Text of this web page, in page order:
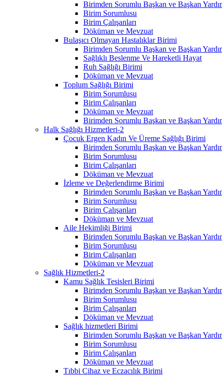
Birimden Sorumlu Başkan ve Başkan
Birim Sorumlusu
Birim Çalışanları
Döküman ve Mevzuat
Bulaşıcı Olmayan Hastalıklar Birimi
Birimden Sorumlu Başkan ve Başkan
Sağlıklı Beslenme Ve Hareketli Hayat
Ruh Sağlığı Birimi
Döküman ve Mevzuat
Toplum Sağlığı Birimi
Birim Sorumlusu
Birim Çalışanları
Döküman ve Mevzuat
Birimden Sorumlu Başkan ve Başkan
Halk Sağlığı Hizmetleri-2
Çocuk Ergen Kadın Ve Üreme Sağlığı Birimi
Birimden Sorumlu Başkan ve Başkan
Birim Sorumlusu
Birim Çalışanları
Döküman ve Mevzuat
İzleme ve Değerlendirme Birimi
Birimden Sorumlu Başkan ve Başkan
Birim Sorumlusu
Birim Çalışanları
Döküman ve Mevzuat
Aile Hekimliği Birimi
Birimden Sorumlu Başkan ve Başkan
Birim Sorumlusu
Birim Çalışanları
Döküman ve Mevzuat
Sağlık Hizmetleri-2
Kamu Sağlık Tesisleri Birimi
Birimden Sorumlu Başkan ve Başkan
Birim Sorumlusu
Birim Çalışanları
Döküman ve Mevzuat
Sağlık hizmetleri Birimi
Birimden Sorumlu Başkan ve Başkan
Birim Sorumlusu
Birim Çalışanları
Döküman ve Mevzuat
Tıbbi Cihaz ve Eczacılık Birimi